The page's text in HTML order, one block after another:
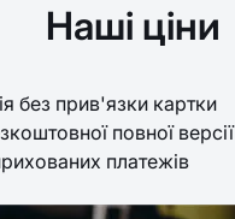
Наші ціни
без прив'язки картки
повної версії
платежів